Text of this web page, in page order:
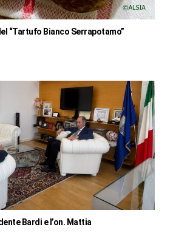
“Tartufo Bianco Serrapotamo”
Bardi e l’on. Mattia